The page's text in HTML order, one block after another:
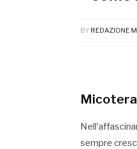
BY REDAZIONE
sempre